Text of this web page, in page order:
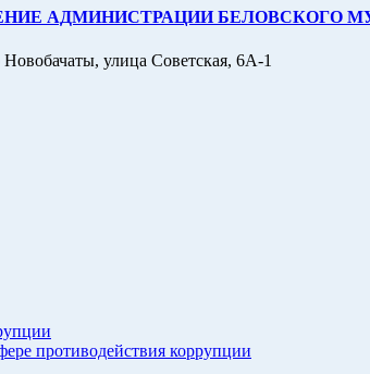
АДМИНИСТРАЦИИ БЕЛОВСКОГО
Новобачаты, улица Советская, 6А-1
противодействия коррупции